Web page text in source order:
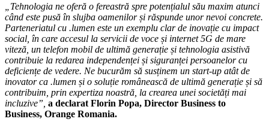
„Tehnologia ne oferă o fereastră spre potențialul său maxim atunci
când este pusă în slujba oamenilor și răspunde unor nevoi concrete.
Parteneriatul cu .lumen este un exemplu clar de inovație cu impact
social, în care accesul la servicii de voce și internet 5G de mare
viteză, un telefon mobil de ultimă generație și tehnologia asistivă
contribuie la redarea independenței și siguranței persoanelor cu
deficiențe de vedere. Ne bucurăm să susținem un start-up atât de
inovator ca .lumen și o soluție românească de ultimă generație și să
contribuim, prin expertiza noastră, la crearea unei societăți mai
incluzive”, a declarat Florin Popa, Director Business to
Business, Orange Romania.